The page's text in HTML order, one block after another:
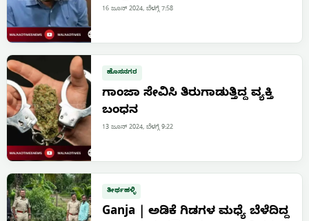
16 ಜೂನ್ 2024, ಬೆಳಗ್ಗೆ 7:58
ಹೊಸನಗರ
ಗಾಂಜಾ ಸೇವಿಸಿ ತಿರುಗಾಡುತ್ತಿದ್ದ ವ್ಯಕ್ತಿ
ಬಂಧನ
13 ಜೂನ್ 2024, ಬೆಳಗ್ಗೆ 9:22
ತೀರ್ಥಹಳ್ಳಿ
Ganja | ಅಡಿಕೆ ಗಿಡಗಳ ಮಧ್ಯೆ ಬೆಳೆದಿದ್ದ